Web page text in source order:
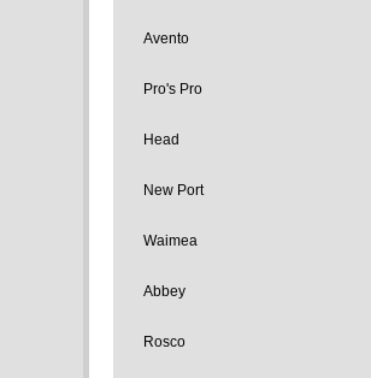
Avento
Pro's Pro
Head
New Port
Waimea
Abbey
Rosco